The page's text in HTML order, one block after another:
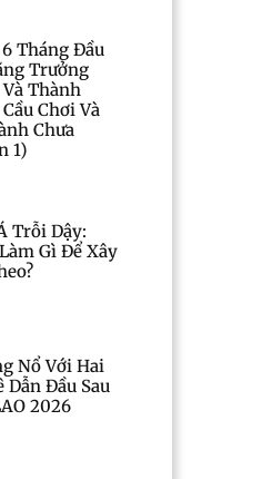
Tháng Đầu
Trưởng
Thành
Chơi Và
Chưa
1)
Trỗi Dậy:
Gì Để Xây
Nổ Với Hai
Dẫn Đầu Sau
2026